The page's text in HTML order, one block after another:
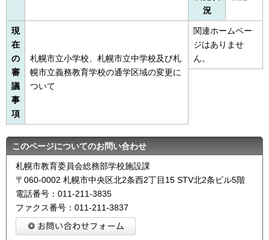
況
現
在
の
審
議
事
項
札幌市立小学校、札幌市立中学校及び札
幌市立義務教育学校の通学区域の変更に
ついて
関連ホームペー
ジはありませ
ん。
このページについてのお問い合わせ
札幌市教育委員会総務部学校施設課
〒060-0002 札幌市中央区北2条西2丁目15 STV北2条ビル5階
電話番号：011-211-3835
ファクス番号：011-211-3837